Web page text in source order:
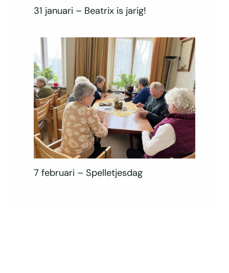
31 januari – Beatrix is jarig!
7 februari – Spelletjesdag